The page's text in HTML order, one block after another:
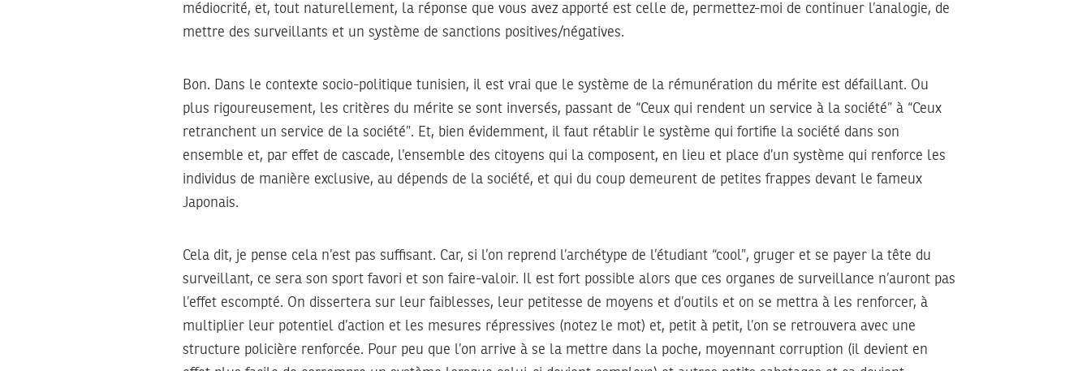
médiocrité, et, tout naturellement, la réponse que vous avez apporté est celle de, permettez-moi de continuer l’analogie, de
mettre des surveillants et un système de sanctions positives/négatives.
Bon. Dans le contexte socio-politique tunisien, il est vrai que le système de la rémunération du mérite est défaillant. Ou
plus rigoureusement, les critères du mérite se sont inversés, passant de “Ceux qui rendent un service à la société” à “Ceux
retranchent un service de la société”. Et, bien évidemment, il faut rétablir le système qui fortifie la société dans son
ensemble et, par effet de cascade, l’ensemble des citoyens qui la composent, en lieu et place d’un système qui renforce les
individus de manière exclusive, au dépends de la société, et qui du coup demeurent de petites frappes devant le fameux
Japonais.
Cela dit, je pense cela n’est pas suffisant. Car, si l’on reprend l’archétype de l’étudiant “cool”, gruger et se payer la tête du
surveillant, ce sera son sport favori et son faire-valoir. Il est fort possible alors que ces organes de surveillance n’auront pas
l’effet escompté. On dissertera sur leur faiblesses, leur petitesse de moyens et d’outils et on se mettra à les renforcer, à
multiplier leur potentiel d’action et les mesures répressives (notez le mot) et, petit à petit, l’on se retrouvera avec une
structure policière renforcée. Pour peu que l’on arrive à se la mettre dans la poche, moyennant corruption (il devient en